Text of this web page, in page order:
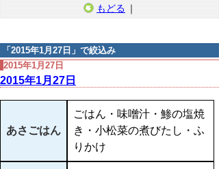
もどる ｜
「 2015年1月27日 」で絞込み
2015年1月27日
2015年1月27日
あさごはん
ごはん・味噌汁・鯵の塩焼
き・小松菜の煮びたし・ふ
りかけ